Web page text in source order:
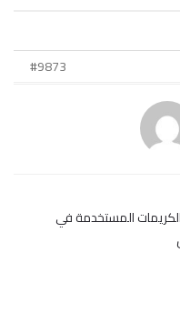
#9873
كتاتيب خمسة 5 أنواع الكريمات المستخدمة في